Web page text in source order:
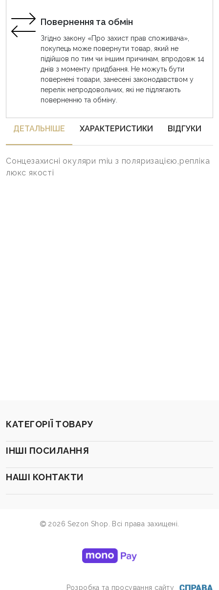
Повернення та обмін
Згідно закону «Про захист прав споживача»,
покупець може повернути товар, який не
підійшов по тим чи іншим причинам, впродовж 14
днів з моменту придбання. Не можуть бути
повернені товари, занесені законодавством у
перелік непродовольчих, які не підлягають
поверненню та обміну.
ДЕТАЛЬНIШЕ ХАРАКТЕРИСТИКИ ВІДГУКИ
Сонцезахисні окуляри miu з поляризацією,репліка
люкс якості
КАТЕГОРІЇ ТОВАРУ
ІНШІ ПОСИЛАННЯ
НАШІ КОНТАКТИ
2026 Sezon Shop. Всі права захищені.
Розробка та просування сайту